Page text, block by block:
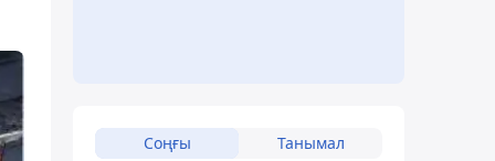
Соңғы Танымал